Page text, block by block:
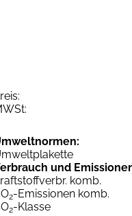
und
komb.
2-Emissionen komb.
2-Klasse